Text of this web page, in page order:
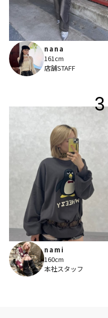
nana
161cm
店舗STAFF
3
nami
160cm
本社スタッフ